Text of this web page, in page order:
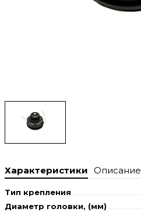
Характеристики Описание
Тип крепления
Диаметр головки, (мм)